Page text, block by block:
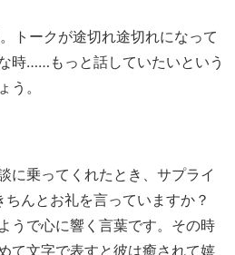
トークが途切れ途切れになって
時……もっと話していたいという
う。
に乗ってくれたとき、サプライ
んとお礼を言っていますか？
うで心に響く言葉です。その時
て文字で表すと彼は癒されて嬉